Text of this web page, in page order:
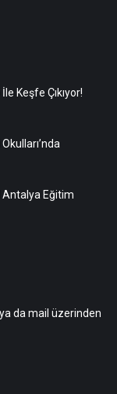
Keşfe Çıkıyor!
Antalya Eğitim
da mail üzerinden